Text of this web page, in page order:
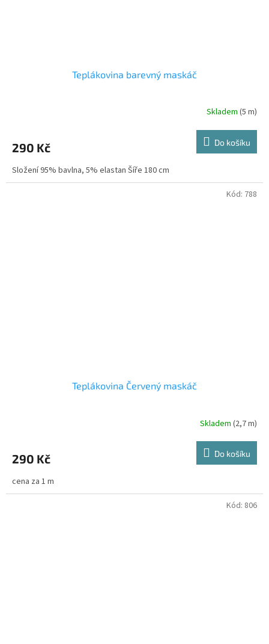
Teplákovina barevný maskáč
Skladem (5 m)
290 Kč Do košíku
Složení 95% bavlna, 5% elastan Šíře 180 cm
Teplákovina Červený maskáč
Skladem (2,7 m)
290 Kč Do košíku
cena za 1 m
Kód: 788
Kód: 806